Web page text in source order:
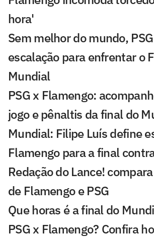
hora'
Sem melhor do mundo,
escalação para enfrentar o
Mundial
PSG x Flamengo:
jogo e pênaltis da final do
Mundial: Filipe Luís define
Flamengo para a final
Redação do Lance!
de Flamengo e PSG
Que horas é a final do
PSG x Flamengo? Confira